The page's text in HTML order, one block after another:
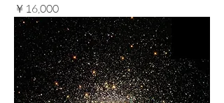
価格
￥16,000